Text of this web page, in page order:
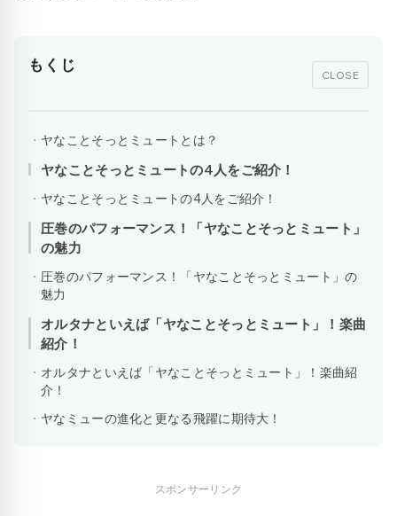
もくじ
CLOSE
ヤなことそっとミュートとは？
ヤなことそっとミュートの4人をご紹介！
ヤなことそっとミュートの4人をご紹介！
圧巻のパフォーマンス！「ヤなことそっとミュート」
の魅力
圧巻のパフォーマンス！「ヤなことそっとミュート」の
魅力
オルタナといえば「ヤなことそっとミュート」！楽曲
紹介！
オルタナといえば「ヤなことそっとミュート」！楽曲紹
介！
ヤなミューの進化と更なる飛躍に期待大！
スポンサーリンク